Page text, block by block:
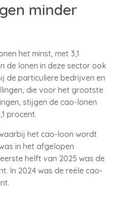
minder
het minst, met 3,1
de lonen in deze sector ook
de particuliere bedrijven en
die voor het grootste
stijgen de cao-lonen
procent.
het cao-loon wordt
in het afgelopen
helft van 2025 was de
In 2024 was de reële cao-